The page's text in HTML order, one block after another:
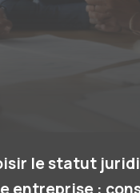
le statut